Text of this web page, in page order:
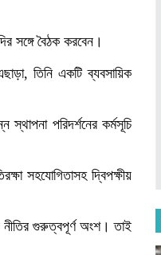
সঙ্গে বৈঠক করবেন।
তিনি একটি ব্যবসায়িক
পরিদর্শনের কর্মসূচি
সহযোগিতাসহ দ্বিপক্ষীয়
নীতির গুরুত্বপূর্ণ অংশ। তাই